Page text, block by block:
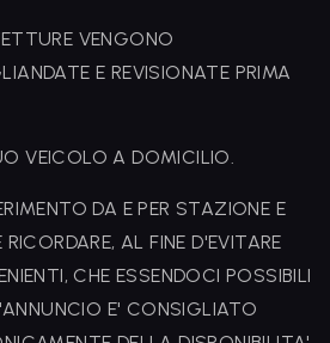
VENGONO
E REVISIONATE PRIMA
VEICOLO A DOMICILIO.
DA E PER STAZIONE E
AL FINE D'EVITARE
CHE ESSENDOCI POSSIBILI
E' CONSIGLIATO